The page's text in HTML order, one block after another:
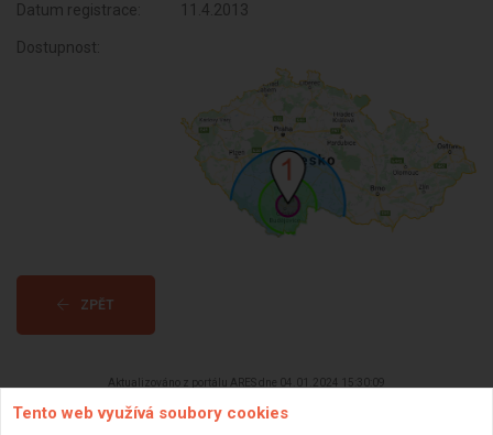
Datum registrace: 11.4.2013
Dostupnost:
ZPĚT
Aktualizováno z portálu ARES dne 04.01.2024 15:30:09
Tento web využívá soubory cookies